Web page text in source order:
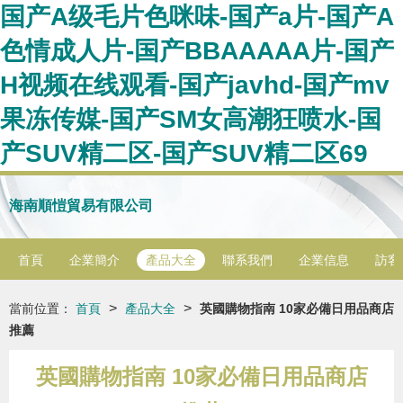
国产A级毛片色咪味-国产a片-国产A
色情成人片-国产BBAAAAA片-国产
H视频在线观看-国产javhd-国产mv
果冻传媒-国产SM女高潮狂喷水-国
产SUV精二区-国产SUV精二区69
海南順愷貿易有限公司
首頁 企業簡介 產品大全 聯系我們 企業信息 訪客
當前位置： 首頁 > 產品大全 > 英國購物指南 10家必備日用品商店
推薦
英國購物指南 10家必備日用品商店